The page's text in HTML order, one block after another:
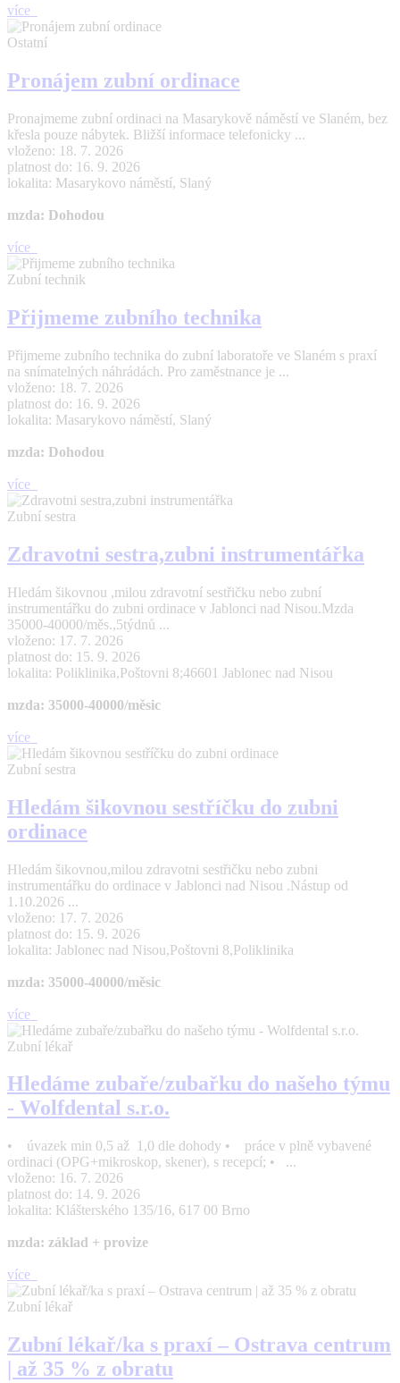
více
Ostatní
Pronájem zubní ordinace
Pronajmeme zubní ordinaci na Masarykově náměstí ve Slaném, bez
křesla pouze nábytek. Bližší informace telefonicky ...
vloženo: 18. 7. 2026
platnost do: 16. 9. 2026
lokalita: Masarykovo náměstí, Slaný
mzda: Dohodou
více
Zubní technik
Přijmeme zubního technika
Přijmeme zubního technika do zubní laboratoře ve Slaném s praxí
na snímatelných náhrádách. Pro zaměstnance je ...
vloženo: 18. 7. 2026
platnost do: 16. 9. 2026
lokalita: Masarykovo náměstí, Slaný
mzda: Dohodou
více
Zubní sestra
Zdravotni sestra,zubni instrumentářka
Hledám šikovnou ,milou zdravotní sestřičku nebo zubní
instrumentářku do zubni ordinace v Jablonci nad Nisou.Mzda
35000-40000/měs.,5týdnů ...
vloženo: 17. 7. 2026
platnost do: 15. 9. 2026
lokalita: Poliklinika,Poštovni 8;46601 Jablonec nad Nisou
mzda: 35000-40000/měsic
více
Zubní sestra
Hledám šikovnou sestříčku do zubni
ordinace
Hledám šikovnou,milou zdravotni sestřičku nebo zubni
instrumentářku do ordinace v Jablonci nad Nisou .Nástup od
1.10.2026 ...
vloženo: 17. 7. 2026
platnost do: 15. 9. 2026
lokalita: Jablonec nad Nisou,Poštovni 8,Poliklinika
mzda: 35000-40000/měsic
více
Zubní lékař
Hledáme zubaře/zubařku do našeho týmu
- Wolfdental s.r.o.
• úvazek min 0,5 až 1,0 dle dohody • práce v plně vybavené
ordinaci (OPG+mikroskop, skener), s recepcí; • ...
vloženo: 16. 7. 2026
platnost do: 14. 9. 2026
lokalita: Klášterského 135/16, 617 00 Brno
mzda: základ + provize
více
Zubní lékař
Zubní lékař/ka s praxí – Ostrava centrum
| až 35 % z obratu